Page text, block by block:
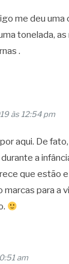
me deu uma
tonelada, as
.
às 12:54 pm
aqui. De
a
que estão
para a
am